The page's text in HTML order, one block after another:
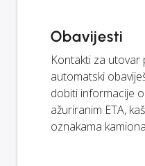
Obavijesti
Kontakti za utovar
automatski
dobiti informacije
ažuriranim ETA,
oznakama